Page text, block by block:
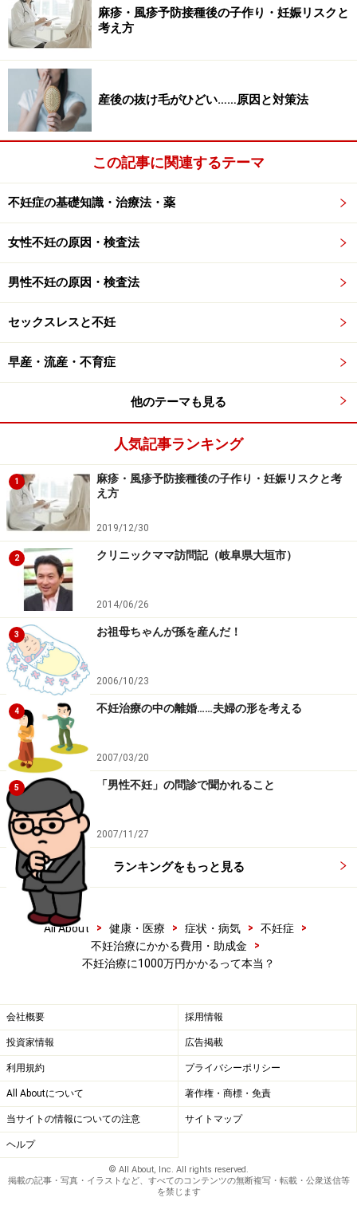
バーされます。
また不妊治療においてすぐに「体外受精をしましょう」
と薦める医療機関がありますが、まだ年齢も若く、特に
体外受精等の適応ではない場合はまずはステップアップ
治療をされることが治療費の軽減に大きく結びつくこと
※記事内容は執筆時点のものです。最新の内容をご確認くださ
い。
切な医療機関での受診をおすすめいたします。記事内容は執筆者
かなる損害についても、当社、各ガイド、その他当社と契約した
情報提供者は一切の責任を負いかねます。
免責事項
麻疹・風疹予防接種後の子作り・妊娠リスクと
考え方
産後の抜け毛がひどい……原因と対策法
この記事に関連するテーマ
不妊症の基礎知識・治療法・薬
女性不妊の原因・検査法
男性不妊の原因・検査法
セックスレスと不妊
早産・流産・不育症
他のテーマも見る
人気記事ランキング
1
麻疹・風疹予防接種後の子作り・妊娠リスクと考
え方
2019/12/30
2 クリニックママ訪問記（岐阜県大垣市）
2014/06/26
3 お祖母ちゃんが孫を産んだ！
2006/10/23
4 不妊治療の中の離婚……夫婦の形を考える
2007/03/20
5 「男性不妊」の問診で聞かれること
2007/11/27
ランキングをもっと見る
All About > 健康・医療 > 症状・病気 > 不妊症
>
不妊治療にかかる費用・助成金
>
不妊治療に1000万円かかるって本当？
会社概要 採用情報
投資家情報 広告掲載
利用規約 プライバシーポリシー
All Aboutについて 著作権・商標・免責
当サイトの情報についての注意 サイトマップ
ヘルプ
© All About, Inc. All rights reserved.
掲載の記事・写真・イラストなど、すべてのコンテンツの無断複写・転載・公衆送信等
を禁じます